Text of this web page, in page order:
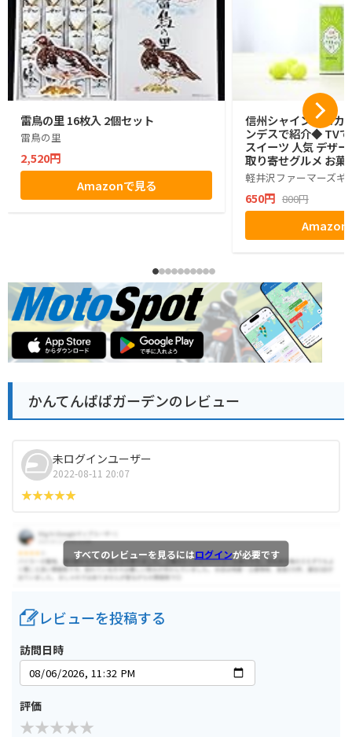
雷鳥の里 16枚入 2個セット
雷鳥の里
2,520円
Amazonで見る
信州シャインマスカ
ンデスで紹介◆ TV
スイーツ 人気 デザ
取り寄せグルメ お菓
グミ ぶどう シャイ
ゼント ギフト お土
小分け ばらまき バ
生活 ハロウィン 母
お返し かわいい き
マーズギフト
軽井沢ファーマーズギ
650円 800円
Amazon
かんてんぱぱガーデンのレビュー
未ログインユーザー
2022-08-11 20:07
すべてのレビューを見るにはログインが必要です
レビューを投稿する
訪問日時
評価